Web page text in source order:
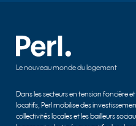
Le nouveau monde du logement
Dans les secteurs en tension foncière
locatifs, Perl mobilise des
collectivités locales et les bailleurs